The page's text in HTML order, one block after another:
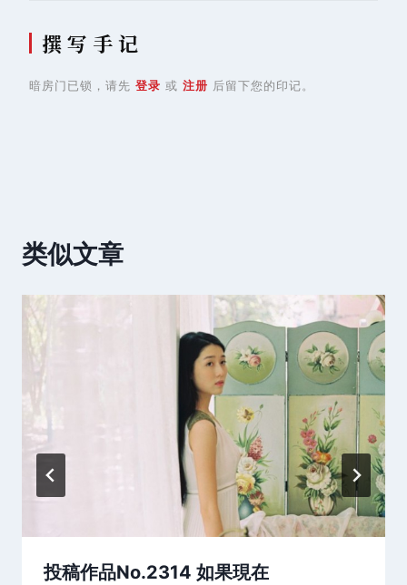
撰 写 手 记
暗房门已锁，请先 登录 或 注册 后留下您的印记。
类似文章
投稿作品No.2314 如果現在